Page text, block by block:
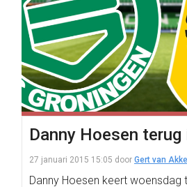
Danny Hoesen
27 januari 2015 15:05 door Gert van
Danny Hoesen keert woensdag